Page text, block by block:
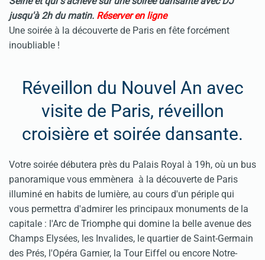
jusqu'à 2h du matin. Réserver en ligne
Une soirée à la découverte de Paris en fête forcément
inoubliable !
Réveillon du Nouvel An avec
visite de Paris, réveillon
croisière et soirée dansante.
Votre soirée débutera près du Palais Royal à 19h, où un bus
panoramique vous emmènera à la découverte de Paris
illuminé en habits de lumière, au cours d'un périple qui
vous permettra d'admirer les principaux monuments de la
capitale : l'Arc de Triomphe qui domine la belle avenue des
Champs Elysées, les Invalides, le quartier de Saint-Germain
des Prés, l'Opéra Garnier, la Tour Eiffel ou encore Notre-